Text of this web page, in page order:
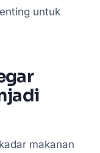
untuk
makanan